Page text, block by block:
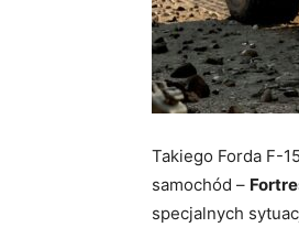
Takiego Forda F-
samochód –
specjalnych